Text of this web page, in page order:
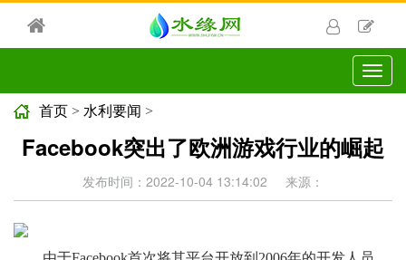
切
换
首页 > 水利要闻 >
Facebook突出了欧洲游戏行业的崛起
发布时间：2022-10-04 13:14:02 来源：